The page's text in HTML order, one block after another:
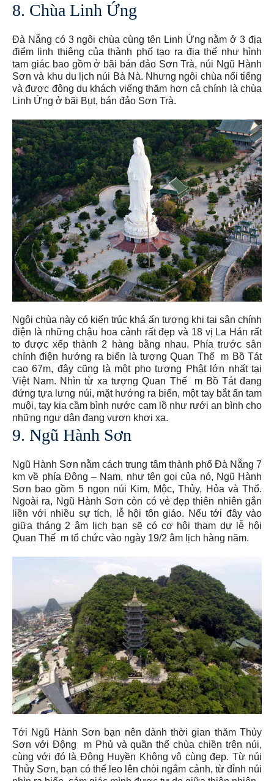
8. Chùa Linh Ứng
Đà Nẵng có 3 ngôi chùa cùng tên Linh Ứng nằm ở 3 địa
điểm linh thiêng của thành phố tạo ra địa thế như hình
tam giác bao gồm ở bãi bán đảo Sơn Trà, núi Ngũ Hành
Sơn và khu du lịch núi Bà Nà. Nhưng ngôi chùa nổi tiếng
và được đông du khách viếng thăm hơn cả chính là chùa
Linh Ứng ở bãi Bụt, bán đảo Sơn Trà.
Ngôi chùa này có kiến trúc khá ấn tượng khi tại sân chính
điện là những chậu hoa cảnh rất đẹp và 18 vị La Hán rất
to được xếp thành 2 hàng bằng nhau. Phía trước sân
chính điện hướng ra biển là tượng Quan Thế m Bồ Tát
cao 67m, đây cũng là một pho tượng Phật lớn nhất tại
Việt Nam. Nhìn từ xa tượng Quan Thế m Bồ Tát đang
đứng tựa lưng núi, mặt hướng ra biển, một tay bắt ấn tam
muội, tay kia cầm bình nước cam lồ như rưới an bình cho
những ngư dân đang vươn khơi xa.
9. Ngũ Hành Sơn
Ngũ Hành Sơn nằm cách trung tâm thành phố Đà Nẵng 7
km về phía Đông – Nam, như tên gọi của nó, Ngũ Hành
Sơn bao gồm 5 ngọn núi Kim, Mộc, Thủy, Hỏa và Thổ.
Ngoài ra, Ngũ Hành Sơn còn có vẻ đẹp thiên nhiên gắn
liền với nhiều sự tích, lễ hội tôn giáo. Nếu tới đây vào
giữa tháng 2 âm lịch bạn sẽ có cơ hội tham dự lễ hội
Quan Thế m tổ chức vào ngày 19/2 âm lịch hàng năm.
Tới Ngũ Hành Sơn bạn nên dành thời gian thăm Thủy
Sơn với Động m Phủ và quần thể chùa chiền trên núi,
cùng với đó là Động Huyền Không vô cùng đẹp. Từ núi
Thủy Sơn, bạn có thể leo lên chòi ngắm cảnh, từ đỉnh núi